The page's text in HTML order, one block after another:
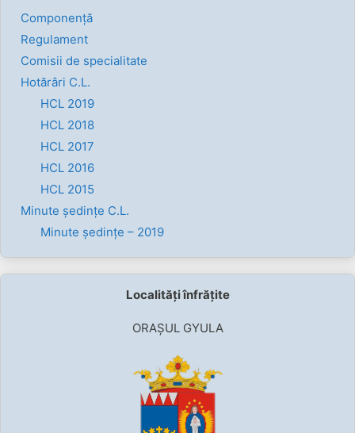
Componenţă
Regulament
Comisii de specialitate
Hotărâri C.L.
HCL 2019
HCL 2018
HCL 2017
HCL 2016
HCL 2015
Minute ședințe C.L.
Minute ședințe – 2019
Localități înfrățite
ORAȘUL GYULA